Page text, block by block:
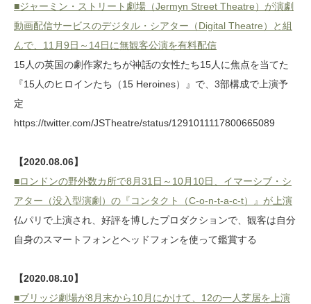
■ジャーミン・ストリート劇場（Jermyn Street Theatre）が演劇
動画配信サービスのデジタル・シアター（Digital Theatre）と組
んで、11月9日～14日に無観客公演を有料配信
15人の英国の劇作家たちが神話の女性たち15人に焦点を当てた
『15人のヒロインたち（15 Heroines）』で、3部構成で上演予
定
https://twitter.com/JSTheatre/status/1291011117800665089
【2020.08.06】
■ロンドンの野外数カ所で8月31日～10月10日、イマーシブ・シ
アター（没入型演劇）の『コンタクト（C-o-n-t-a-c-t）』が上演
仏パリで上演され、好評を博したプロダクションで、観客は自分
自身のスマートフォンとヘッドフォンを使って鑑賞する
【2020.08.10】
■ブリッジ劇場が8月末から10月にかけて、12の一人芝居を上演